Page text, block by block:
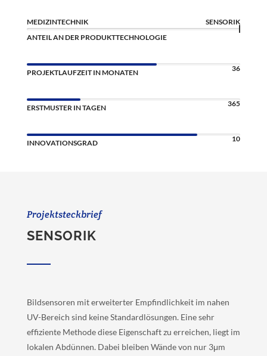
MEDIZINTECHNIK
SENSORIK
ANTEIL AN DER PRODUKTTECHNOLOGIE
PROJEKTLAUFZEIT IN MONATEN 36
ERSTMUSTER IN TAGEN 365
INNOVATIONSGRAD 10
Projektsteckbrief
SENSORIK
Bildsensoren mit erweiterter Empfindlichkeit im nahen
UV-Bereich sind keine Standardlösungen. Eine sehr
effiziente Methode diese Eigenschaft zu erreichen, liegt im
lokalen Abdünnen. Dabei bleiben Wände von nur 3μm